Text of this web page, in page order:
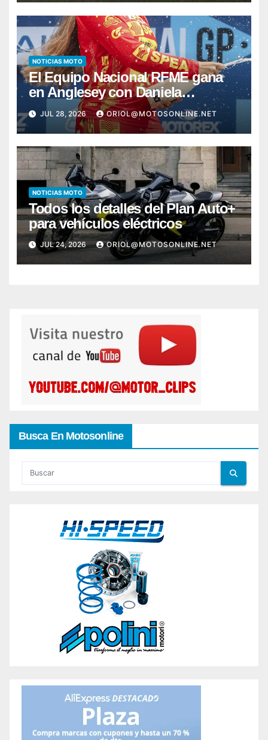
NOTICIAS MOTO
El Equipo Nacional RFME gana
en Anglesey con Daniela
Hernando y Bou firma otro pleno
JUL 28, 2026 ORIOL@MOTOSONLINE.NET
NOTICIAS MOTO
Todos los detalles del Plan Auto+
para vehículos eléctricos
JUL 24, 2026 ORIOL@MOTOSONLINE.NET
Busca En Motosonline